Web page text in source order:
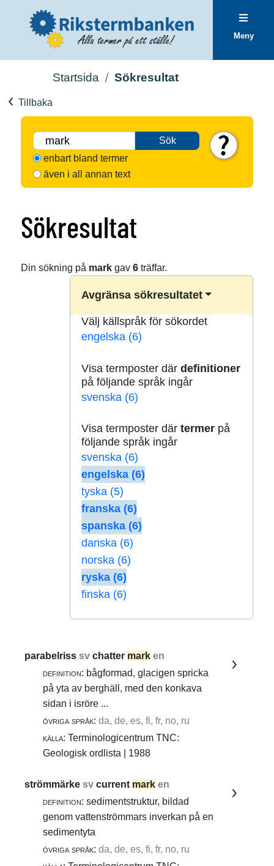
Meny
Startsida Sökresultat
Tillbaka
Sök
enbart bland termer
även i all annan text
Sökresultat
Din sökning på markgav 6träffar.
Avgränsa sökresultatet
Välj källspråk för sökordet
engelska (6)
Visa termposter där definitioner
på följande språk ingår
svenska (6)
Visa termposter där termerpå
följande språk ingår
svenska (6)
engelska (6)
tyska (5)
franska (6)
spanska (6)
danska (6)
norska (6)
ryska (6)
finska (6)
parabelrisssvchatter mark en
definition: bågformad, glacigen spricka
på yta av berghäll, med den konkava
sidan i isröre ...
övriga språk: da, de, es, fi, fr, no, ru
källa: Terminologicentrum TNC:
Geologisk ordlista | 1988
strömmärkesvcurrent mark en
definition: sedimentstruktur, bildad
genom vattenströmmars inverkan på en
sedimentyta
övriga språk: da, de, es, fi, fr, no, ru